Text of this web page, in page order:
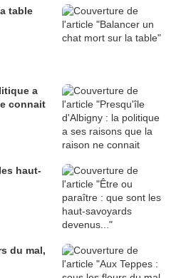
table
a
connait
haut-
du mal,